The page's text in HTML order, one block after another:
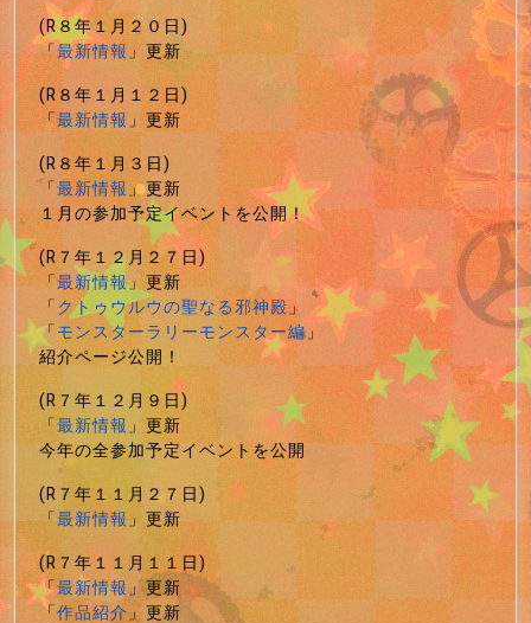
(R８年１月２０日)
「最新情報」更新
(R８年１月１２日)
「最新情報」更新
(R８年１月３日)
「最新情報」更新
１月の参加予定イベントを公開！
(R７年１２月２７日)
「最新情報」更新
「クトゥウルウの聖なる邪神殿」
「モンスターラリーモンスター編」
紹介ページ公開！
(R７年１２月９日)
「最新情報」更新
今年の全参加予定イベントを公開
(R７年１１月２７日)
「最新情報」更新
(R７年１１月１１日)
「最新情報」更新
「作品紹介」更新